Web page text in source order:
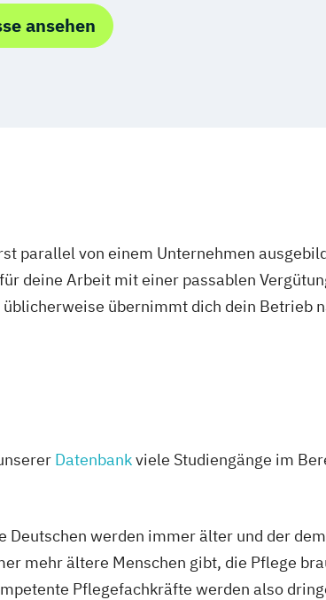
ansehen
parallel von einem Unternehmen
deine Arbeit mit einer passablen
übernimmt dich dein Betrieb
Datenbankviele Studiengänge im
werden immer älter und der
mehr ältere Menschen gibt, die Pflege
Pflegefachkräfte werden also